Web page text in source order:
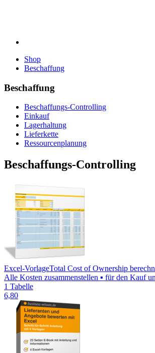
Shop
Beschaffung
Beschaffung
Beschaffungs-Controlling
Einkauf
Lagerhaltung
Lieferkette
Ressourcenplanung
Beschaffungs-Controlling
Excel-VorlageTotal Cost of Ownership
Alle Kosten zusammenstellen ▪ für den Kauf
1 Tabelle
6,80